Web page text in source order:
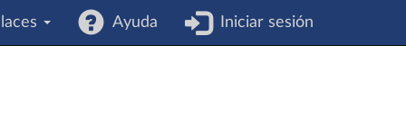
Ayuda Iniciar sesión